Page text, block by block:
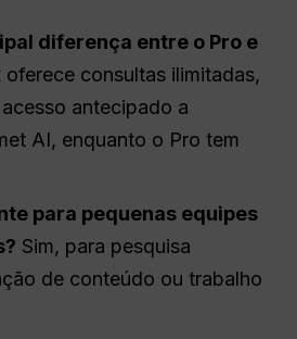
diferença entre o Pro e
oferece consultas ilimitadas,
antecipado a
AI, enquanto o Pro tem
para pequenas equipes
Sim, para pesquisa
de conteúdo ou trabalho